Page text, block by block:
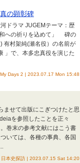
の顕彰碑
ドラマ JUGEMテーマ：歴
への祈りを込めて」 碑の
村架純(瀬名役）の名前が
」で、本多忠真役を演じた
My Days 2 | 2023.07.17 Mon 15:48
せて出版にこぎつけたと思
を参照したことを正々
巻末の参考文献にはこう書
いては、各種の事典、各国
本史探訪 | 2023.07.15 Sat 14:20